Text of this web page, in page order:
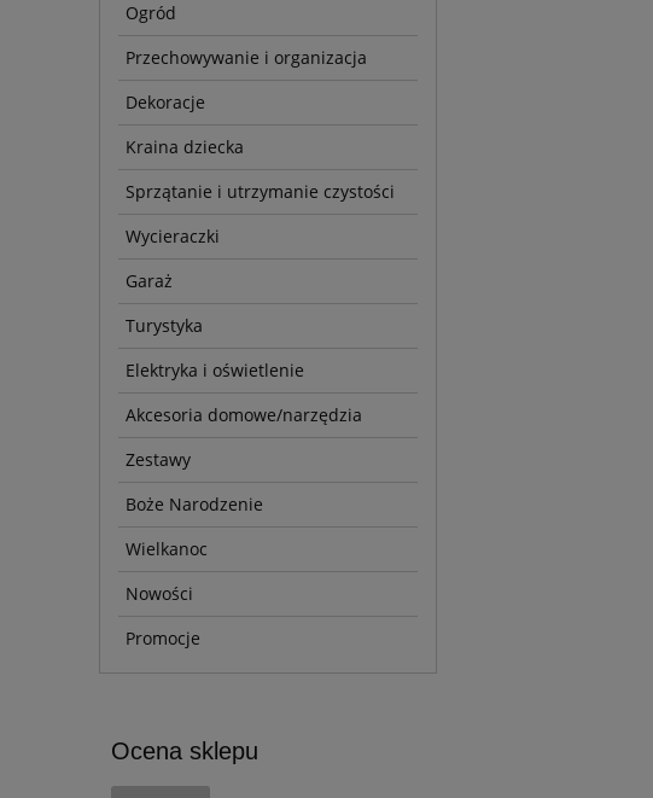
Ogród
Przechowywanie i organizacja
Dekoracje
Kraina dziecka
Sprzątanie i utrzymanie czystości
Wycieraczki
Garaż
Turystyka
Elektryka i oświetlenie
Akcesoria domowe/narzędzia
Zestawy
Boże Narodzenie
Wielkanoc
Nowości
Promocje
Ocena sklepu